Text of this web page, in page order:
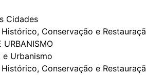
Cidades
Conservação e
URBANISMO
Urbanismo
Conservação e